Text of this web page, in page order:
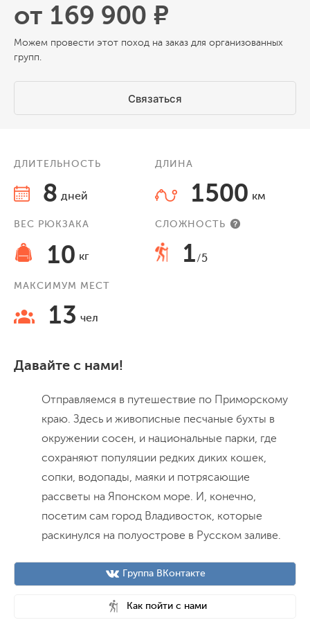
от 169 900 ₽
Можем провести этот поход на заказ для организованных
групп.
Связаться
ДЛИТЕЛЬНОСТЬ
8 дней
ДЛИНА
1500 км
ВЕС РЮКЗАКА
10 кг
СЛОЖНОСТЬ
1/5
МАКСИМУМ МЕСТ
13 чел
Давайте с нами!
Отправляемся в путешествие по Приморскому
краю. Здесь и живописные песчаные бухты в
окружении сосен, и национальные парки, где
сохраняют популяции редких диких кошек,
сопки, водопады, маяки и потрясающие
рассветы на Японском море. И, конечно,
посетим сам город Владивосток, которые
раскинулся на полуострове в Русском заливе.
Группа ВКонтакте
Как пойти с нами